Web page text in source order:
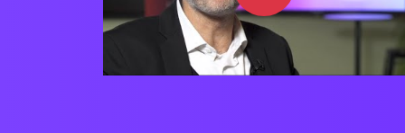
PSTB :